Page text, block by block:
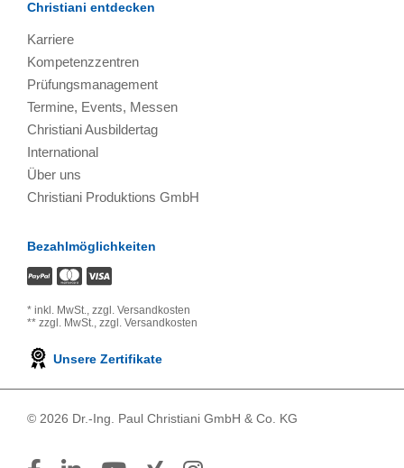
Christiani entdecken
Karriere
Kompetenzzentren
Prüfungsmanagement
Termine, Events, Messen
Christiani Ausbildertag
International
Über uns
Christiani Produktions GmbH
Bezahlmöglichkeiten
* inkl. MwSt., zzgl. Versandkosten
** zzgl. MwSt., zzgl. Versandkosten
Unsere Zertifikate
© 2026 Dr.-Ing. Paul Christiani GmbH & Co. KG